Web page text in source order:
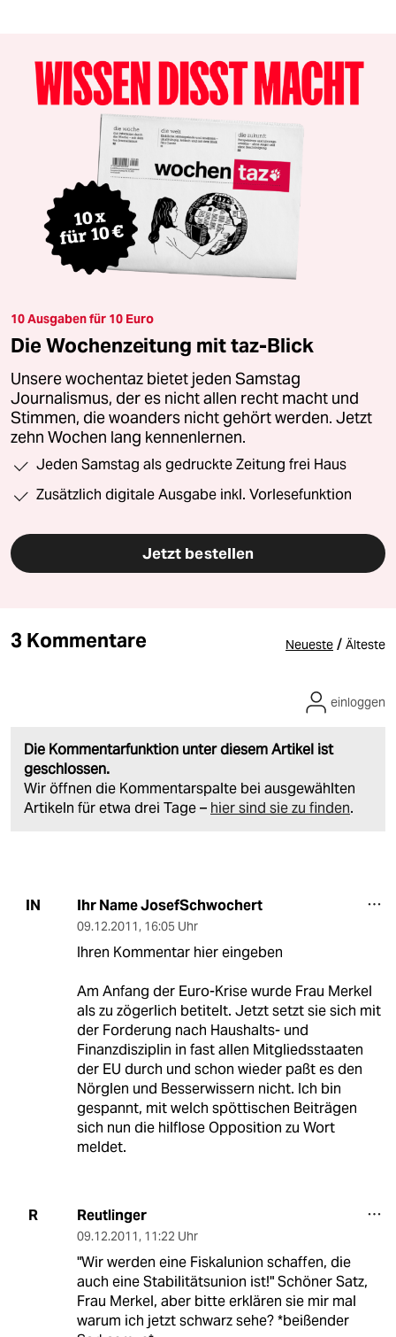
10 Ausgaben für 10 Euro
Die Wochenzeitung mit taz-Blick
Unsere wochentaz bietet jeden Samstag
Journalismus, der es nicht allen recht macht und
Stimmen, die woanders nicht gehört werden. Jetzt
zehn Wochen lang kennenlernen.
Jeden Samstag als gedruckte Zeitung frei Haus
Zusätzlich digitale Ausgabe inkl. Vorlesefunktion
Jetzt bestellen
3 Kommentare Neueste / Älteste
Die Kommentarfunktion unter diesem Artikel ist
geschlossen.
Wir öffnen die Kommentarspalte bei ausgewählten
Artikeln für etwa drei Tage – hier sind sie zu finden.
einloggen
IN Ihr Name JosefSchwochert
09.12.2011, 16:05 Uhr
Ihren Kommentar hier eingeben
Am Anfang der Euro-Krise wurde Frau Merkel
als zu zögerlich betitelt. Jetzt setzt sie sich mit
der Forderung nach Haushalts- und
Finanzdisziplin in fast allen Mitgliedsstaaten
der EU durch und schon wieder paßt es den
Nörglen und Besserwissern nicht. Ich bin
gespannt, mit welch spöttischen Beiträgen
sich nun die hilflose Opposition zu Wort
meldet.
R Reutlinger
09.12.2011, 11:22 Uhr
"Wir werden eine Fiskalunion schaffen, die
auch eine Stabilitätsunion ist!" Schöner Satz,
Frau Merkel, aber bitte erklären sie mir mal
warum ich jetzt schwarz sehe? *beißender